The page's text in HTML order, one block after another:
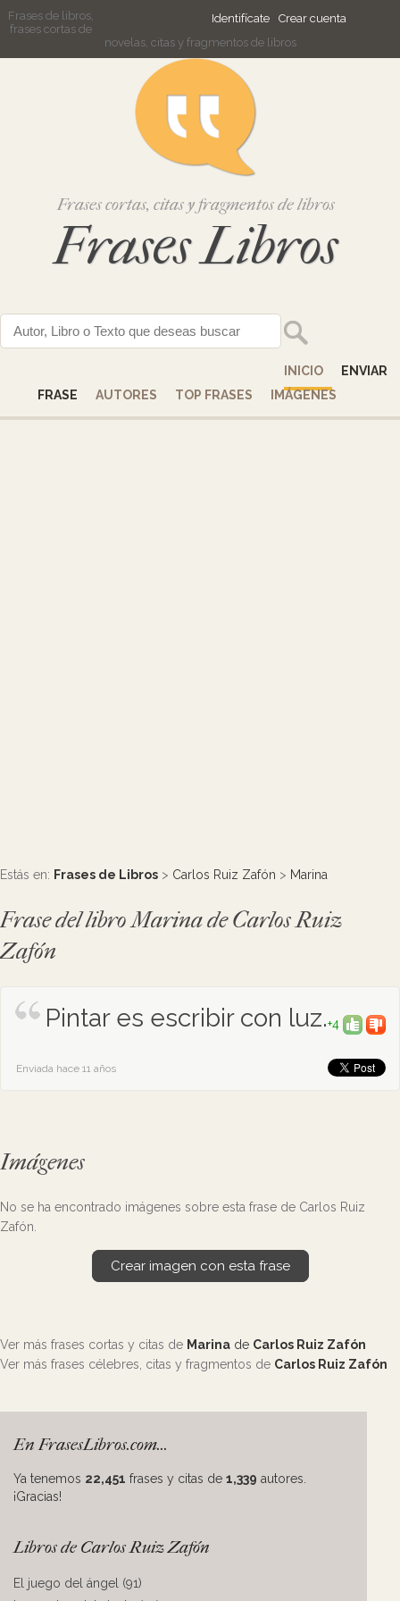
Identifícate Crear cuenta
Frases de libros,
frases cortas de
novelas, citas y fragmentos de libros
Frases cortas, citas y fragmentos de libros
Frases Libros
INICIO
ENVIAR
FRASE
AUTORES TOP FRASES IMÁGENES
Estás en: Frases de Libros > Carlos Ruiz Zafón > Marina
Frase del libro Marina de Carlos Ruiz
Zafón
Pintar es escribir con luz.+4
Enviada hace 11 años
Imágenes
No se ha encontrado imágenes sobre esta frase de Carlos Ruiz
Zafón.
Crear imagen con esta frase
Ver más frases cortas y citas de Marina de Carlos Ruiz Zafón
Ver más frases célebres, citas y fragmentos de Carlos Ruiz Zafón
En FrasesLibros.com...
Ya tenemos 22,451 frases y citas de 1,339 autores.
¡Gracias!
Libros de Carlos Ruiz Zafón
El juego del ángel (91)